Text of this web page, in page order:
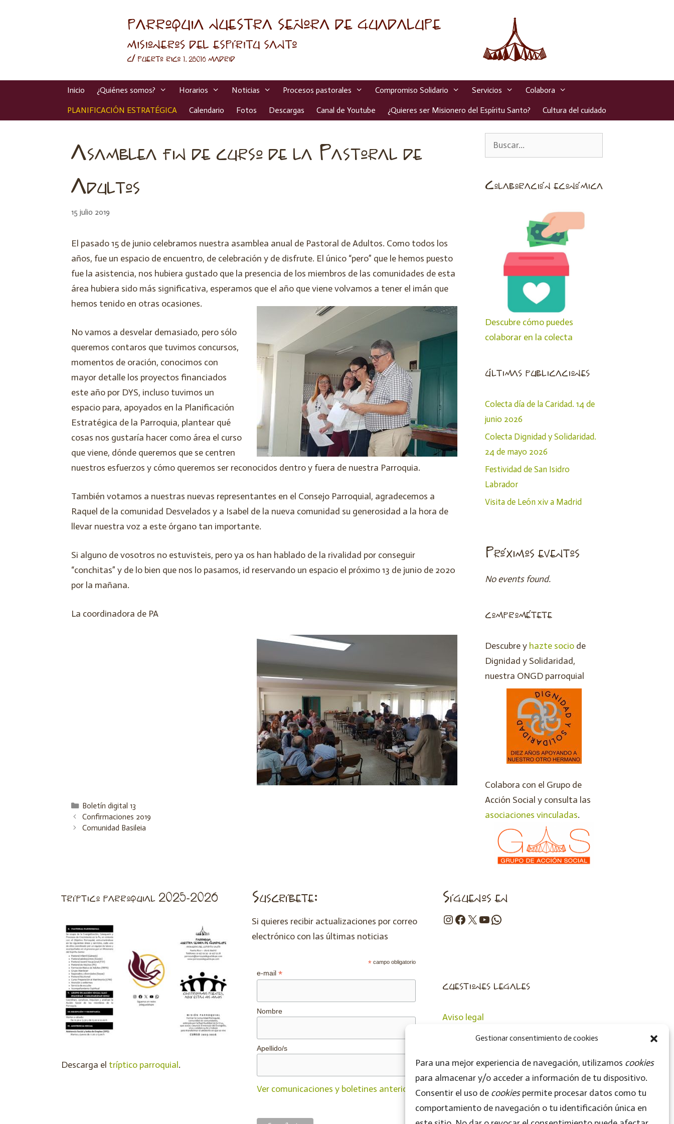
Gestionar consentimiento de cookies
Para una mejor experiencia de navegación, utilizamos cookies
para almacenar y/o acceder a información de tu dispositivo.
Consentir el uso de cookiespermite procesar datos como tu
comportamiento de navegación o tu identificación única en
Inicio ¿Quiénes somos? Horarios Noticias Procesos pastorales Compromiso Solidario Servicios Colabora
PLANIFICACIÓN ESTRATÉGICA Calendario Fotos Descargas Canal de Youtube ¿Quieres ser Misionero del Espíritu Santo? Cultura del cuidado
Asamblea fin de curso de la Pastoral de
Adultos
15 julio 2019
El pasado 15 de junio celebramos nuestra asamblea anual de Pastoral de Adultos. Como todos los
años, fue un espacio de encuentro, de celebración y de disfrute. El único “pero” que le hemos puesto
fue la asistencia, nos hubiera gustado que la presencia de los miembros de las comunidades de esta
área hubiera sido más significativa, esperamos que el año que viene volvamos a tener el imán que
hemos tenido en otras ocasiones.
No vamos a desvelar demasiado, pero sólo
queremos contaros que tuvimos concursos,
momentos de oración, conocimos con
mayor detalle los proyectos financiados
este año por DYS, incluso tuvimos un
espacio para, apoyados en la Planificación
Estratégica de la Parroquia, plantear qué
cosas nos gustaría hacer como área el curso
que viene, dónde queremos que se centren
nuestros esfuerzos y cómo queremos ser reconocidos dentro y fuera de nuestra Parroquia.
También votamos a nuestras nuevas representantes en el Consejo Parroquial, agradecemos a
Raquel de la comunidad Desvelados y a Isabel de la nueva comunidad su generosidad a la hora de
llevar nuestra voz a este órgano tan importante.
Si alguno de vosotros no estuvisteis, pero ya os han hablado de la rivalidad por conseguir
“conchitas” y de lo bien que nos lo pasamos, id reservando un espacio el próximo 13 de junio de 2020
por la mañana.
La coordinadora de PA
Boletín digital 13
Confirmaciones 2019
Comunidad Basileia
Colaboración económica
Descubre cómo puedes
colaborar en la colecta
últimas publicaciones
Colecta día de la Caridad. 14 de
junio 2026
Colecta Dignidad y Solidaridad.
24 de mayo 2026
Festividad de San Isidro
Labrador
Visita de León xiv a Madrid
Próximos eventos
No events found.
comprométete
Descubre y hazte socio de
Dignidad y Solidaridad,
nuestra ONGD parroquial
Colabora con el Grupo de
Acción Social y consulta las
asociaciones vinculadas.
tríptico parroquial 2025-2026
Descarga el tríptico parroquial.
Suscríbete:
Si quieres recibir actualizaciones por correo
electrónico con las últimas noticias
*campo obligatorio
e-mail*
Nombre
Apellido/s
Ver comunicaciones y boletines anteriores.
Síguenos en
cuestiones legales
Aviso legal